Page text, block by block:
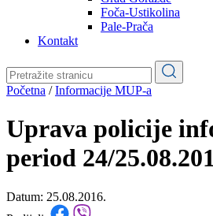
Općine
Pale-Prača
Kontakt
Početna/Informacije MUP-a
Uprava policije
period 24/